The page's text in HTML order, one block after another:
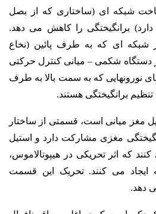
شبکه ای (ساختاری که از بصل
دارد) برانگیختگی را کاهش می دهد.
شبکه ای که به طرف پائین (نخاع
شکمی – میانی کنترل حرکتی
نورونهایی که به سمت بالا به طرف
برانگیختگی هستند.
مغز میانی است، قسمتی از ساختار
مغزی مشارکت دارد و استیل
که اثر تحریکی در هیپوتالاموس،
ایجاد می کنند. تحریک این قسمت
دهد.